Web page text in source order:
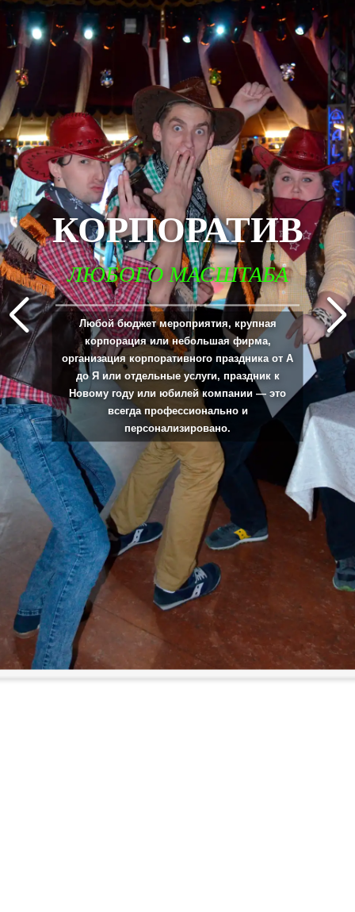
КОРПОРАТИВ
ЛЮБОГО МАСШТАБА
_____________________________________________________________________________
Любой бюджет мероприятия, крупная
корпорация или небольшая фирма,
организация корпоративного праздника от А
до Я или отдельные услуги, праздник к
Новому году или юбилей компании — это
всегда профессионально и
персонализировано.